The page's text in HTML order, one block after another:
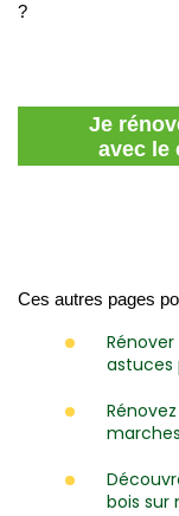
?
Je
avec le
Ces autres pages
astuces
bois sur